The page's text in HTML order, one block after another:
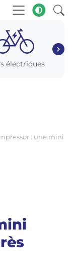
électriques
: une mini